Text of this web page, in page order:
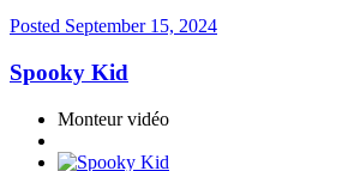
Posted September 15, 2024
Spooky Kid
Monteur vidéo